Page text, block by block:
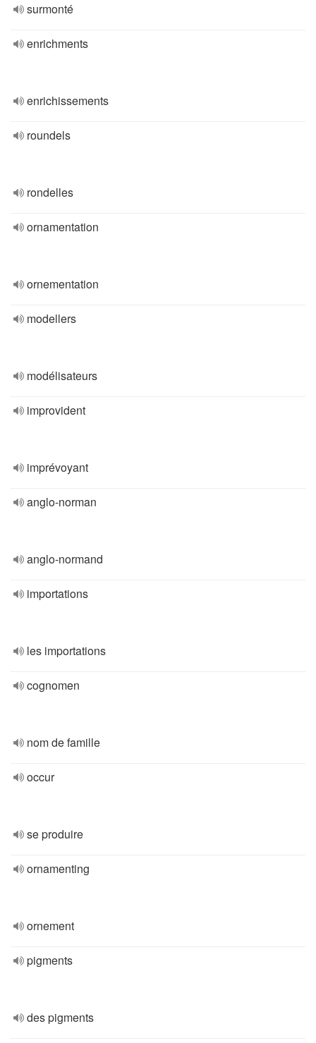
surmonté
enrichments
enrichissements
roundels
rondelles
ornamentation
ornementation
modellers
modélisateurs
improvident
imprévoyant
anglo-norman
anglo-normand
importations
les importations
cognomen
nom de famille
occur
se produire
ornamenting
ornement
pigments
des pigments